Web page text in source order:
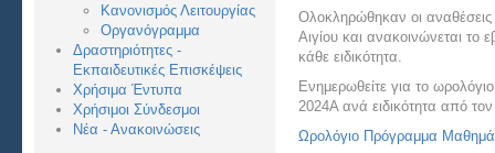
Κανονισμός Λειτουργίας
Οργανόγραμμα
Δραστηριότητες -
Εκπαιδευτικές Επισκέψεις
Χρήσιμα Έντυπα
Χρήσιμοι Σύνδεσμοι
Νέα - Ανακοινώσεις
Ολοκληρώθηκαν οι
Αιγίου και ανακοινώνεται
κάθε ειδικότητα.
Ενημερωθείτε για το
2024Α ανά ειδικότητα από
Ωρολόγιο Πρόγραμμα